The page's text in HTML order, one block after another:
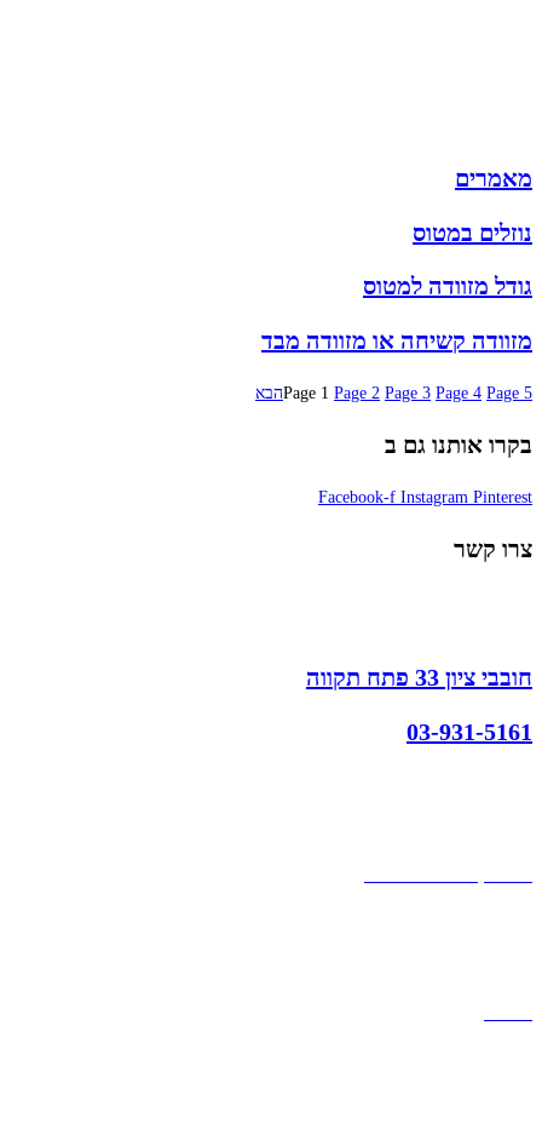
מאמרים
נוזלים במטוס
גודל מזוודה למטוס
מזוודה קשיחה או מזוודה מבד
Page 1 Page 2 Page 3 Page 4 Page 5 הבא
בקרו אותנו גם ב
Facebook-f Instagram Pinterest
צרו קשר
חובבי ציון 33 פתח תקווה
03-931-5161